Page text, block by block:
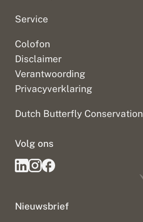
Service
Colofon
Disclaimer
Verantwoording
Privacyverklaring
Dutch Butterfly Conservation
Nieuwsbrief
Volg ons